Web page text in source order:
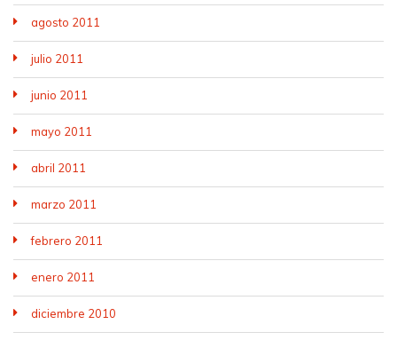
agosto 2011
julio 2011
junio 2011
mayo 2011
abril 2011
marzo 2011
febrero 2011
enero 2011
diciembre 2010